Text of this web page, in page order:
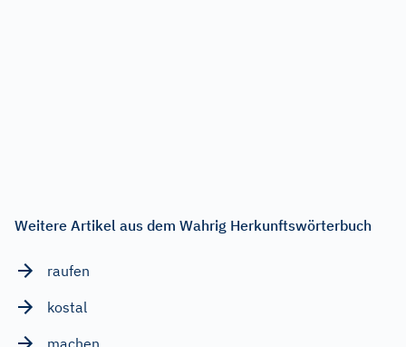
Weitere Artikel aus dem Wahrig Herkunftswörterbuch
raufen
kostal
machen